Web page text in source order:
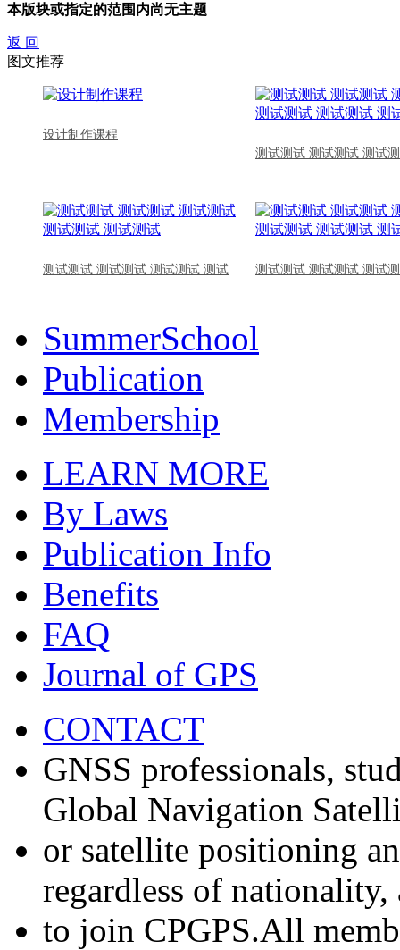
本版块或指定的范围内尚无主题
返 回
图文推荐
设计制作课程
测试测试 测试测试 测试
测试测试 测试测试 测试测试 测试 测试测试 测试测试 测试
SummerSchool
Publication
Membership
LEARN MORE
By Laws
Publication Info
Benefits
FAQ
Journal of GPS
CONTACT
GNSS professionals,
Global Navigation
or satellite positioning
regardless of nationality,
to join CPGPS.All